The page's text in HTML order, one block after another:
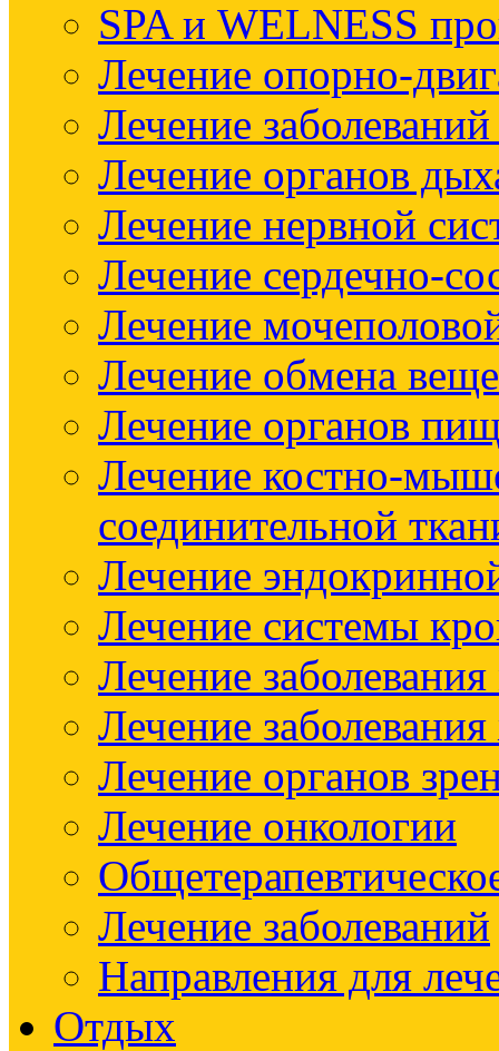
SPA и WELNESS
Лечение опорно-
Лечение
Лечение органов
Лечение нервной
Лечение сердечно-
Лечение
Лечение обмена
Лечение органов
Лечение костно-
соединительной
Лечение
Лечение системы
Лечение
Лечение
Лечение органов
Лечение онкологии
Лечение заболеваний
Направления для
Отдых